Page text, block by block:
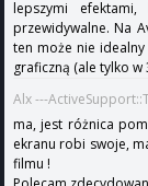
lepszymi
przewidywalne. Na
ten może nie
graficzną (ale tylko w
Alx ---
ma, jest różnica
ekranu robi swoje,
filmu !